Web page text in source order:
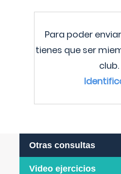
Para poder
tienes que ser
club.
Otras consultas
Video ejercicios